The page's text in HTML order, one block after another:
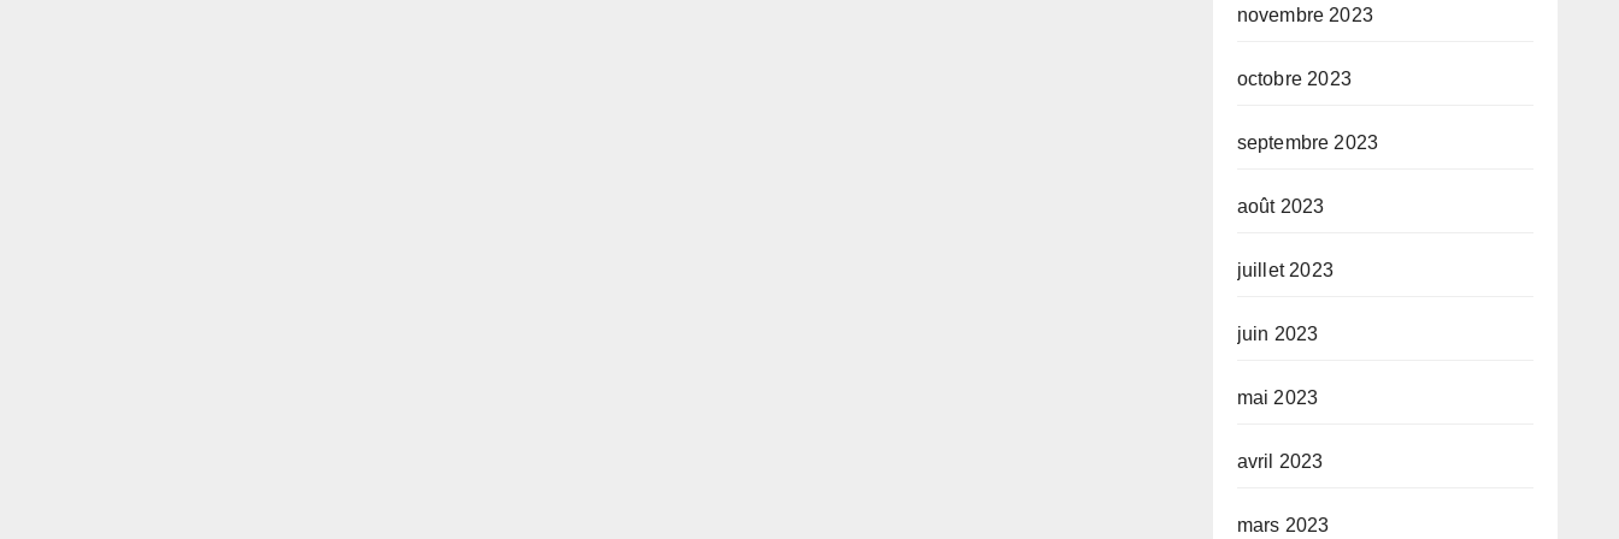
novembre 2023
octobre 2023
septembre 2023
août 2023
juillet 2023
juin 2023
mai 2023
avril 2023
mars 2023